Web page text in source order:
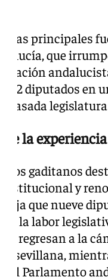
las principales
que
2 diputados en
pasada
la
gaditanos
institucional y
que nueve
de la labor
regresan a la
sevillana,
el Parlamento